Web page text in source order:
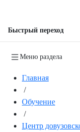
Быстрый переход
Меню раздела
Главная
/
Обучение
/
Центр